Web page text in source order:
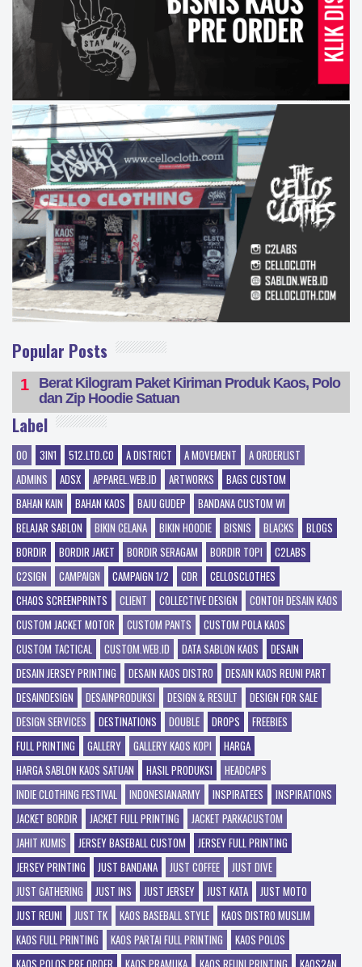
Popular Posts
Berat Kilogram Paket Kiriman Produk Kaos, Polo
dan Zip Hoodie Satuan
Label
00 3IN1 512.LTD.CO A DISTRICT A MOVEMENT
A ORDERLIST
ADMINS
ADSX APPAREL.WEB.ID ARTWORKS
BAGS CUSTOM
BAHAN KAIN
BAHAN KAOS BAJU GUDEP
BANDANA CUSTOM WI
BELAJAR SABLON
BIKIN CELANA BIKIN HOODIE BISNIS BLACKS
BLOGS
BORDIR
BORDIR JAKET BORDIR SERAGAM BORDIR TOPI
C2LABS
C2SIGN
CAMPAIGN CAMPAIGN 1/2 CDR
CELLOSCLOTHES
CHAOS SCREENPRINTS
CLIENT COLLECTIVE DESIGN
CONTOH DESAIN KAOS
CUSTOM JACKET MOTOR
CUSTOM PANTS
CUSTOM POLA KAOS
CUSTOM TACTICAL
CUSTOM.WEB.ID DATA SABLON KAOS
DESAIN
DESAIN JERSEY PRINTING
DESAIN KAOS DISTRO
DESAIN KAOS REUNI PART
DESAINDESIGN
DESAINPRODUKSI DESIGN & RESULT
DESIGN FOR SALE
DESIGN SERVICES
DESTINATIONS DOUBLE DROPS
FREEBIES
FULL PRINTING
GALLERY GALLERY KAOS KOPI
HARGA
HARGA SABLON KAOS SATUAN
HASIL PRODUKSI
HEADCAPS
INDIE CLOTHING FESTIVAL
INDONESIANARMY INSPIRATEES
INSPIRATIONS
JACKET BORDIR
JACKET FULL PRINTING
JACKET PARKACUSTOM
JAHIT KUMIS
JERSEY BASEBALL CUSTOM
JERSEY FULL PRINTING
JERSEY PRINTING
JUST BANDANA JUST COFFEE
JUST DIVE
JUST GATHERING
JUST INS JUST JERSEY JUST KATA
JUST MOTO
JUST REUNI
JUST TK KAOS BASEBALL STYLE
KAOS DISTRO MUSLIM
KAOS FULL PRINTING
KAOS PARTAI FULL PRINTING
KAOS POLOS
KAOS POLOS PRE ORDER
KAOS PRAMUKA KAOS REUNI PRINTING KAOS2AN